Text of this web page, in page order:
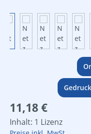
Regulärer Preis:
11,18 €
Inhalt: 1 Lizenz